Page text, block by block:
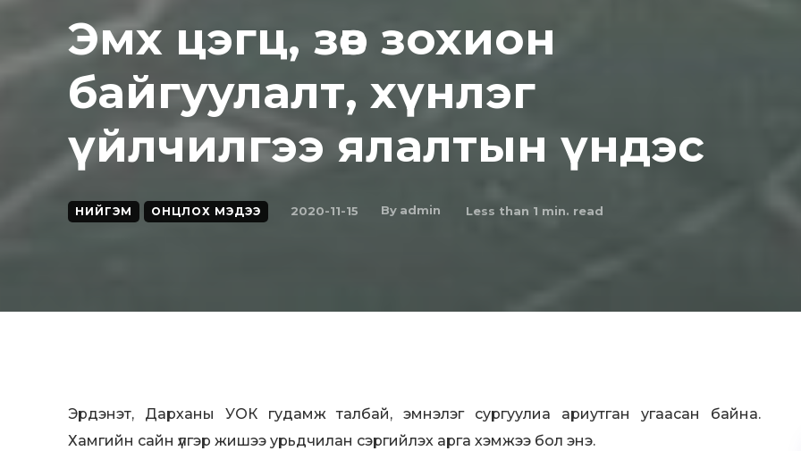
Эмх цэгц, зөв зохион
байгуулалт, хүнлэг
үйлчилгээ ялалтын үндэс
НИЙГЭМ ОНЦЛОХ МЭДЭЭ 2020-11-15 By admin Less than 1 min. read
Эрдэнэт, Дарханы УОК гудамж талбай, эмнэлэг сургуулиа ариутган угаасан байна.
Хамгийн сайн үлгэр жишээ урьдчилан сэргийлэх арга хэмжээ бол энэ.